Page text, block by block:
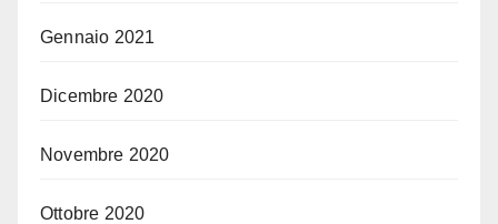
Gennaio 2021
Dicembre 2020
Novembre 2020
Ottobre 2020